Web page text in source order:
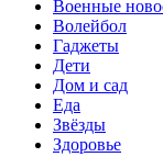
Военные
Волейбол
Гаджеты
Дети
Дом и сад
Еда
Звёзды
Здоровье